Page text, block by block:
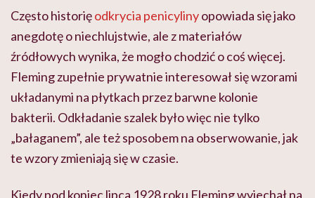
Często historięodkrycia penicylinyopowiada się jako
anegdotę o niechlujstwie, ale z materiałów
źródłowych wynika, że mogło chodzić o coś więcej.
Fleming zupełnie prywatnie interesował się wzorami
układanymi na płytkach przez barwne kolonie
bakterii. Odkładanie szalek było więc nie tylko
„bałaganem”, ale też sposobem na obserwowanie, jak
te wzory zmieniają się w czasie.
Kiedy pod koniec lipca 1928 roku Fleming wyjechał na